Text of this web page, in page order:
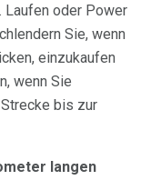
Laufen oder Power
Sie, wenn
einzukaufen
wenn Sie
bis zur
langen